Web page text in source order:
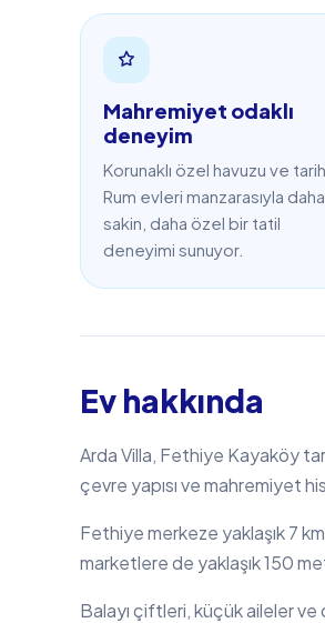
Mahremiyet odaklı
deneyim
Korunaklı özel havuzu ve
Rum evleri manzarasıyla daha
sakin, daha özel bir tatil
deneyimi sunuyor.
Ev hakkında
Arda Villa, Fethiye Kayaköy
çevre yapısı ve mahremiyet
Fethiye merkeze yaklaşık 7
marketlere de yaklaşık 150
Balayı çiftleri, küçük aileler ve